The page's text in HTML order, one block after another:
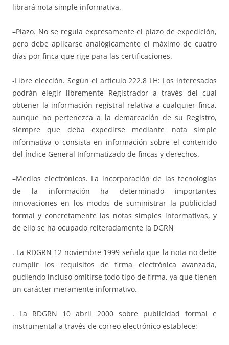
librará nota simple informativa.
–Plazo. No se regula expresamente el plazo de expedición,
pero debe aplicarse analógicamente el máximo de cuatro
días por finca que rige para las certificaciones.
-Libre elección. Según el artículo 222.8 LH: Los interesados
podrán elegir libremente Registrador a través del cual
obtener la información registral relativa a cualquier finca,
aunque no pertenezca a la demarcación de su Registro,
siempre que deba expedirse mediante nota simple
informativa o consista en información sobre el contenido
del Índice General Informatizado de fincas y derechos.
–Medios electrónicos. La incorporación de las tecnologías
de la información ha determinado importantes
innovaciones en los modos de suministrar la publicidad
formal y concretamente las notas simples informativas, y
de ello se ha ocupado reiteradamente la DGRN
. La RDGRN 12 noviembre 1999 señala que la nota no debe
cumplir los requisitos de firma electrónica avanzada,
pudiendo incluso omitirse todo tipo de firma, ya que tienen
un carácter meramente informativo.
. La RDGRN 10 abril 2000 sobre publicidad formal e
instrumental a través de correo electrónico establece: